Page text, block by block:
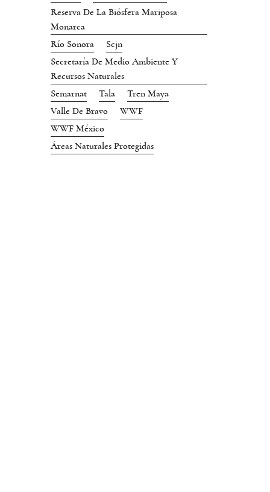
Reserva De La Biósfera Mariposa
Monarca
Río Sonora
Scjn
Secretaría De Medio Ambiente Y
Recursos Naturales
Semarnat
Tala
Tren Maya
Valle De Bravo
WWF
WWF México
Áreas Naturales Protegidas